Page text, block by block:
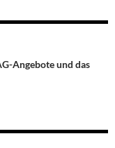
Angebote und das